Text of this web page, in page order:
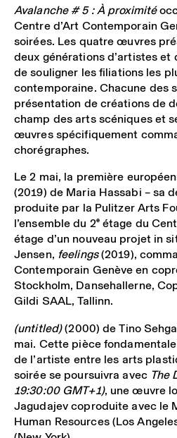
Avalanche # 5 : À proximité
Centre d’Art Contemporain
soirées. Les quatre œuvres
deux générations d’artistes
de souligner les filiations les
contemporaine. Chacune des
présentation de créations de
champ des arts scéniques et
œuvres spécifiquement
chorégraphes.
Le 2 mai, la première
(2019) de Maria Hassabi – sa
produite par la Pulitzer Arts
l’ensemble du 2eétage du
étage d’un nouveau projet in
Jensen, feelings(2019),
Contemporain Genève en
Stockholm, Dansehallerne,
Gildi SAAL, Tallinn.
(untitled)(2000) de Tino
mai. Cette pièce
de l’artiste entre les arts
soirée se poursuivra avec The
19:30:00 GMT+1), une œuvre
Jagudajev coproduite avec le
Human Resources (Los